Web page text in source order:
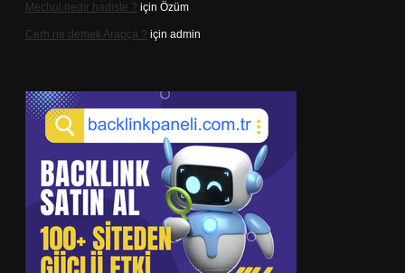
Mechul nedir hadiste ? için Özüm
Cerh ne demek Arapça ? için admin